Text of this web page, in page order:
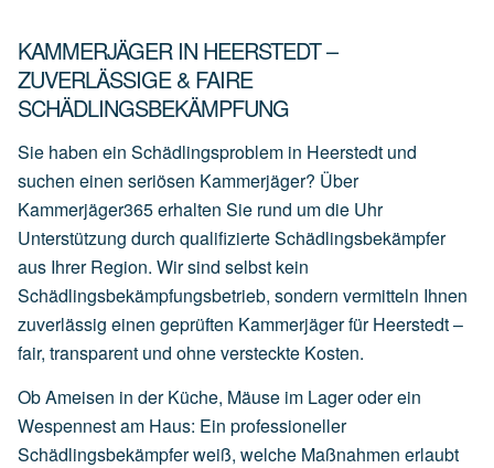
KAMMERJÄGER IN HEERSTEDT –
ZUVERLÄSSIGE & FAIRE
SCHÄDLINGSBEKÄMPFUNG
Sie haben ein Schädlingsproblem in Heerstedt und
suchen einen seriösen Kammerjäger? Über
Kammerjäger365 erhalten Sie rund um die Uhr
Unterstützung durch qualifizierte Schädlingsbekämpfer
aus Ihrer Region. Wir sind selbst kein
Schädlingsbekämpfungsbetrieb, sondern vermitteln Ihnen
zuverlässig einen geprüften Kammerjäger für Heerstedt –
fair, transparent und ohne versteckte Kosten.
Ob Ameisen in der Küche, Mäuse im Lager oder ein
Wespennest am Haus: Ein professioneller
Schädlingsbekämpfer weiß, welche Maßnahmen erlaubt